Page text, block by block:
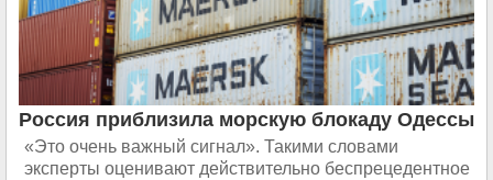
Россия приблизила морскую блокаду Одессы
«Это очень важный сигнал». Такими словами
эксперты оценивают действительно беспрецедентное